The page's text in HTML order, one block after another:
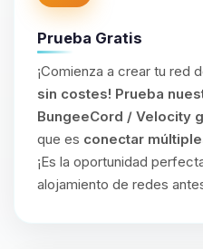
Prueba Gratis
¡Comienza a crear tu red
sin costes! Prueba
BungeeCord / Velocity
que es conectar
¡Es la oportunidad
alojamiento de redes